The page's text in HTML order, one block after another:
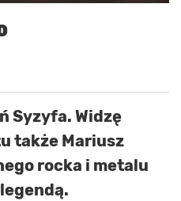
Syzyfa. Widzę
także Mariusz
rocka i metalu